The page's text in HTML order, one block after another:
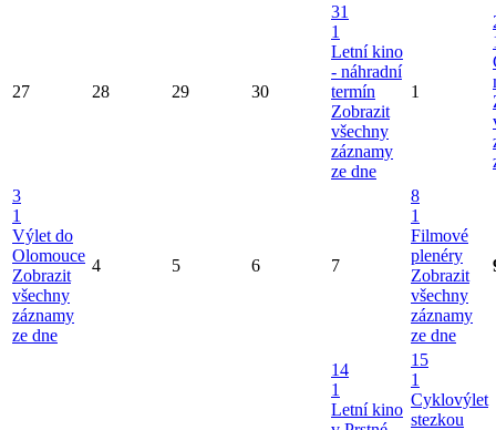
27 28 29 30
31
1
Letní kino
- náhradní
termín
Zobrazit
všechny
záznamy
ze dne
1
3
1
Výlet do
Olomouce
Zobrazit
všechny
záznamy
ze dne
4 5 6 7
8
1
Filmové
plenéry
Zobrazit
všechny
záznamy
ze dne
14
1
Letní kino
15
1
Cyklovýlet
stezkou